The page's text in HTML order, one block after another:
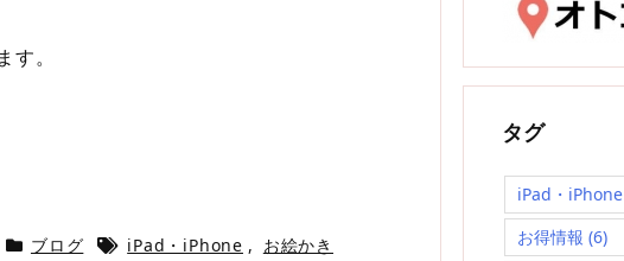
。
ブログ iPad・iPhone , お絵かき
タグ
iPad・iPhone
お得情報 (6)